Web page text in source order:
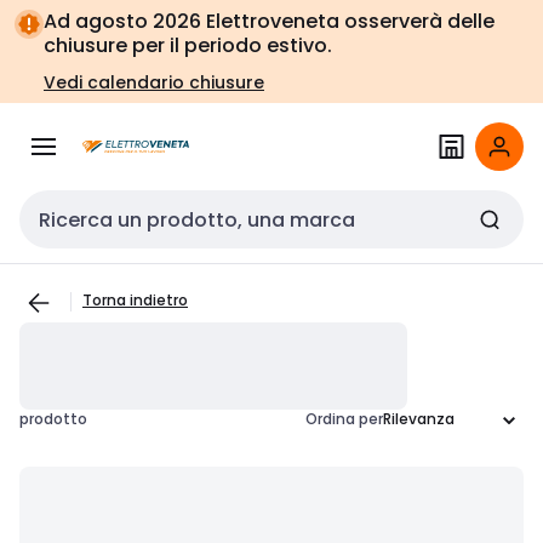
Vai alla
navigazione
Vai
alla
pagina
Ad agosto 2026 Elettroveneta osserverà delle
chiusure per il periodo estivo.
Vedi calendario chiusure
Cerca input
Torna indietro
prodotto Ordina per